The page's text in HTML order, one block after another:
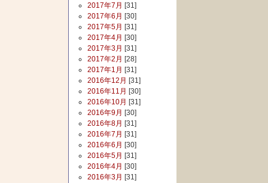
2017年7月 [31]
2017年6月 [30]
2017年5月 [31]
2017年4月 [30]
2017年3月 [31]
2017年2月 [28]
2017年1月 [31]
2016年12月 [31]
2016年11月 [30]
2016年10月 [31]
2016年9月 [30]
2016年8月 [31]
2016年7月 [31]
2016年6月 [30]
2016年5月 [31]
2016年4月 [30]
2016年3月 [31]